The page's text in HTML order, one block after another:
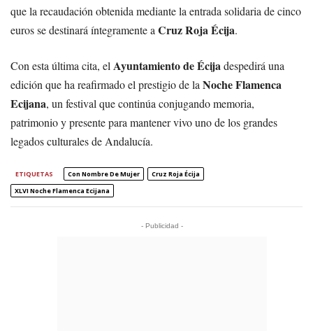
que la recaudación obtenida mediante la entrada solidaria de cinco
euros se destinará íntegramente a Cruz Roja Écija.
Con esta última cita, el Ayuntamiento de Écijadespedirá una
edición que ha reafirmado el prestigio de la Noche Flamenca
Ecijana, un festival que continúa conjugando memoria,
patrimonio y presente para mantener vivo uno de los grandes
legados culturales de Andalucía.
ETIQUETAS Con Nombre De Mujer
Cruz Roja Écija
XLVI Noche Flamenca Ecijana
- Publicidad -